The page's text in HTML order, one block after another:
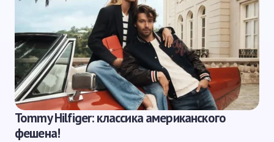
Tommy Hilfiger: классика американского
фешена!